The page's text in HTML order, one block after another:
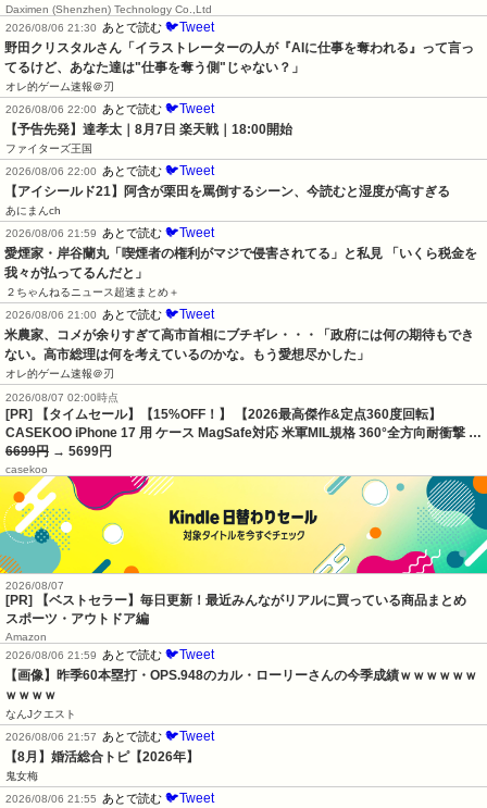
Daximen (Shenzhen) Technology Co.,Ltd
2026/08/06 21:30
あとで読む 🐦Tweet
野田クリスタルさん「イラストレーターの人が『AIに仕事を奪われる』って言っ
てるけど、あなた達は"仕事を奪う側"じゃない？」
オレ的ゲーム速報＠刃
2026/08/06 22:00
あとで読む 🐦Tweet
【予告先発】達孝太｜8月7日 楽天戦｜18:00開始
ファイターズ王国
2026/08/06 22:00
あとで読む 🐦Tweet
【アイシールド21】阿含が栗田を罵倒するシーン、今読むと湿度が高すぎる
あにまんch
2026/08/06 21:59
あとで読む 🐦Tweet
愛煙家・岸谷蘭丸「喫煙者の権利がマジで侵害されてる」と私見 「いくら税金を
我々が払ってるんだと」
２ちゃんねるニュース超速まとめ＋
2026/08/06 21:00
あとで読む 🐦Tweet
米農家、コメが余りすぎて高市首相にブチギレ・・・「政府には何の期待もでき
ない。高市総理は何を考えているのかな。もう愛想尽かした」
オレ的ゲーム速報＠刃
2026/08/07 02:00時点
[PR] 【タイムセール】【15%OFF！】 【2026最高傑作&定点360度回転】
CASEKOO iPhone 17 用 ケース MagSafe対応 米軍MIL規格 360°全方向耐衝撃 …
6699円 → 5699円
casekoo
2026/08/07
[PR] 【ベストセラー】毎日更新！最近みんながリアルに買っている商品まとめ
スポーツ・アウトドア編
Amazon
2026/08/06 21:59 あとで読む 🐦Tweet
【画像】昨季60本塁打・OPS.948のカル・ローリーさんの今季成績ｗｗｗｗｗｗ
ｗｗｗｗ
なんJクエスト
2026/08/06 21:57 あとで読む 🐦Tweet
【8月】婚活総合トピ【2026年】
鬼女梅
2026/08/06 21:55 あとで読む 🐦Tweet